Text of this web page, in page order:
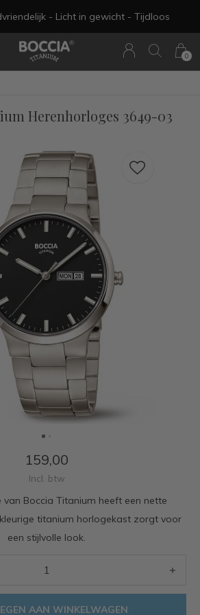
0
- Licht in gewicht - Tijdloos
Herenhorloges 3649-03
159,00
Incl. btw
van Boccia Titanium heeft een nette
titanium horlogekast zorgt voor
een stijlvolle look.
AAN WINKELWAGEN